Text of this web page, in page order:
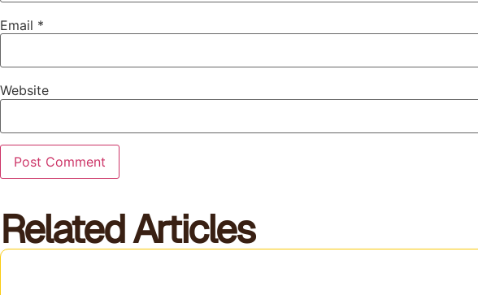
Email *
Website
Related Articles